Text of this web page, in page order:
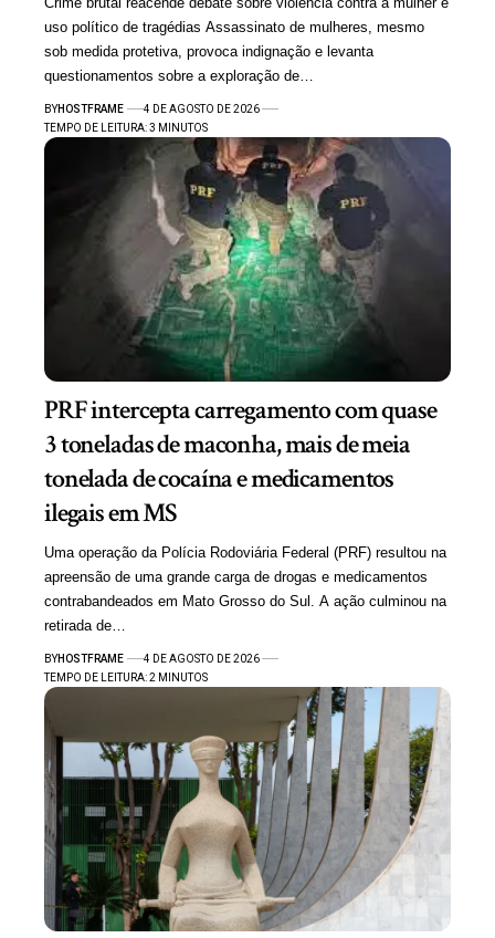
uso político de tragédias Assassinato de mulheres, mesmo
sob medida protetiva, provoca indignação e levanta
questionamentos sobre a exploração de…
BYHOSTFRAME
4 DE AGOSTO DE 2026
TEMPO DE LEITURA: 3 MINUTOS
PRF intercepta carregamento com quase
3 toneladas de maconha, mais de meia
tonelada de cocaína e medicamentos
ilegais em MS
Uma operação da Polícia Rodoviária Federal (PRF) resultou na
apreensão de uma grande carga de drogas e medicamentos
contrabandeados em Mato Grosso do Sul. A ação culminou na
retirada de…
BYHOSTFRAME
4 DE AGOSTO DE 2026
TEMPO DE LEITURA: 2 MINUTOS